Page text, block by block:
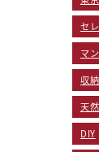
セ
マ
収納
天
DIY